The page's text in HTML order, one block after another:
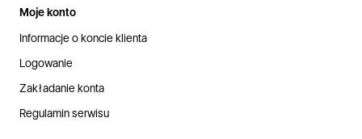
Moje konto
Informacje o koncie klienta
Logowanie
Zakładanie konta
Regulamin serwisu